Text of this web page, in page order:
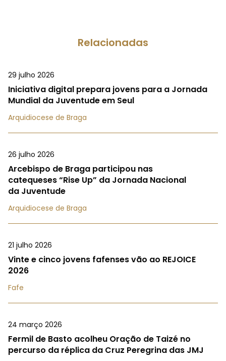
Relacionadas
29 julho 2026
Iniciativa digital prepara jovens para a Jornada
Mundial da Juventude em Seul
Arquidiocese de Braga
26 julho 2026
Arcebispo de Braga participou nas
catequeses “Rise Up” da Jornada Nacional
da Juventude
Arquidiocese de Braga
21 julho 2026
Vinte e cinco jovens fafenses vão ao REJOICE
2026
Fafe
24 março 2026
Fermil de Basto acolheu Oração de Taizé no
percurso da réplica da Cruz Peregrina das JMJ